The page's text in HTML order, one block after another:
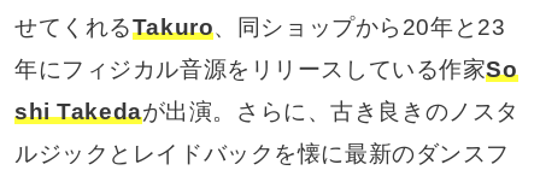
せてくれるTakuro、同ショップから20年と23
年にフィジカル音源をリリースしている作家So
shi Takedaが出演。さらに、古き良きのノスタ
ルジックとレイドバックを懐に最新のダンスフ